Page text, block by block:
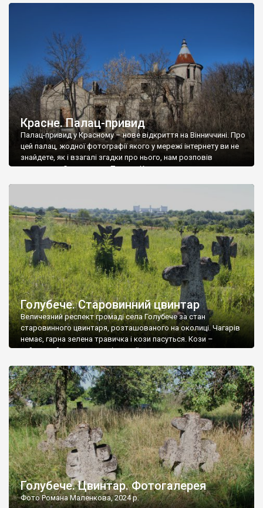
Красне. Палац-привид
Палац-привид у Красному – нове відкриття на Вінниччині. Про
цей палац, жодної фотографії якого у мережі інтернету ви не
знайдете, як і взагалі згадки про нього, нам розповів
мешканець Самгородка. Палац у Красному вразив не лише
Голубече. Старовинний цвинтар
Величезний респект громаді села Голубече за стан
старовинного цвинтаря, розташованого на околиці. Чагарів
немає, гарна зелена травичка і кози пасуться. Кози –
найкращий регулятор шкідливої, для старих кладовищ,
бруньками, кози ті бруньки обгризають, бо то улюблений
делікатес. На цвинтарі у Голубечому ціла колекція
різноманітних форм хрестів. Село відносно невелике, […]
Голубече. Цвинтар. Фотогалерея
Фото Романа Маленкова, 2024 р.